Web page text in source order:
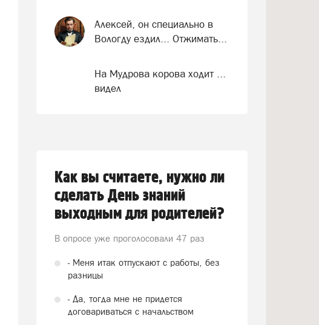
Алексей, он специально в
Вологду ездил... Отжимать...
На Мудрова корова ходит ...
видел
Как вы считаете, нужно ли
сделать День знаний
выходным для родителей?
В опросе уже проголосовали 47 раз
- Меня итак отпускают с работы, без
разницы
- Да, тогда мне не придется
договариваться с начальством